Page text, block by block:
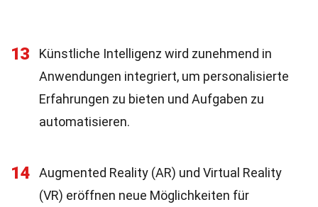
13
Künstliche Intelligenz wird zunehmend in
Anwendungen integriert, um personalisierte
Erfahrungen zu bieten und Aufgaben zu
automatisieren.
14
Augmented Reality (AR) und Virtual Reality
(VR) eröffnen neue Möglichkeiten für